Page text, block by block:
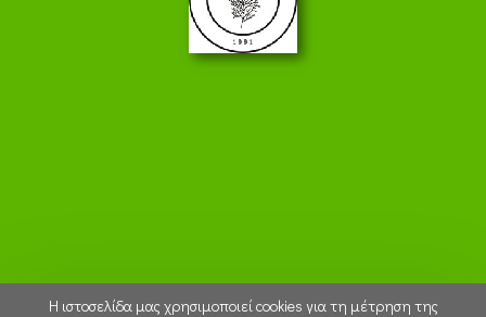
Η ιστοσελίδα μας χρησιμοποιεί cookies για τη μέτρηση της